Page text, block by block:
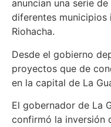
anuncian una serie
diferentes
Riohacha.
Desde el gobierno
proyectos que de
en la capital de La
El gobernador de La
confirmó la inversión